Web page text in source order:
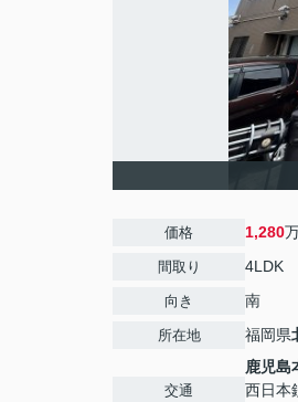
価格 1,280
間取り 4LDK
向き 南
所在地 福岡県
交通
鹿児島
西日本